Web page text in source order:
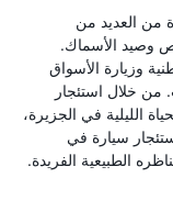
من العديد من
وصيد الأسماك.
وزيارة الأسواق
من خلال استئجار
الليلية في الجزيرة،
استئجار سيارة في
الطبيعية الفريدة.